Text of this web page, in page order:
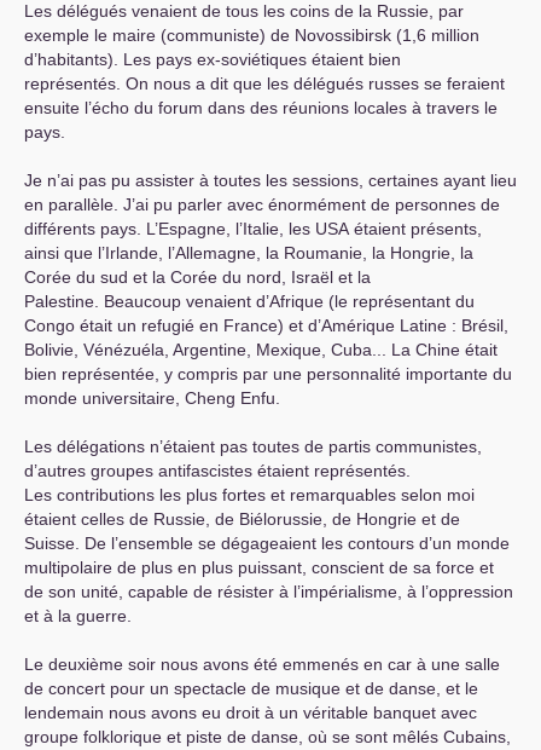
Les délégués venaient de tous les coins de la Russie, par
exemple le maire (communiste) de Novossibirsk (1,6 million
d’habitants). Les pays ex-soviétiques étaient bien
représentés. On nous a dit que les délégués russes se feraient
ensuite l’écho du forum dans des réunions locales à travers le
pays.
Je n’ai pas pu assister à toutes les sessions, certaines ayant lieu
en parallèle. J’ai pu parler avec énormément de personnes de
différents pays. L’Espagne, l’Italie, les USAétaient présents,
ainsi que l’Irlande, l’Allemagne, la Roumanie, la Hongrie, la
Corée du sud et la Corée du nord, Israël et la
Palestine. Beaucoup venaient d’Afrique (le représentant du
Congo était un refugié en France) et d’Amérique Latine : Brésil,
Bolivie, Vénézuéla, Argentine, Mexique, Cuba... La Chine était
bien représentée, y compris par une personnalité importante du
monde universitaire, Cheng Enfu.
Les délégations n’étaient pas toutes de partis communistes,
d’autres groupes antifascistes étaient représentés.
Les contributions les plus fortes et remarquables selon moi
étaient celles de Russie, de Biélorussie, de Hongrie et de
Suisse. De l’ensemble se dégageaient les contours d’un monde
multipolaire de plus en plus puissant, conscient de sa force et
de son unité, capable de résister à l’impérialisme, à l’oppression
et à la guerre.
Le deuxième soir nous avons été emmenés en car à une salle
de concert pour un spectacle de musique et de danse, et le
lendemain nous avons eu droit à un véritable banquet avec
groupe folklorique et piste de danse, où se sont mêlés Cubains,